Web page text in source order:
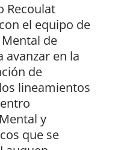
Recoulat
el equipo de
de
avanzar en la
de
lineamientos
y
que se